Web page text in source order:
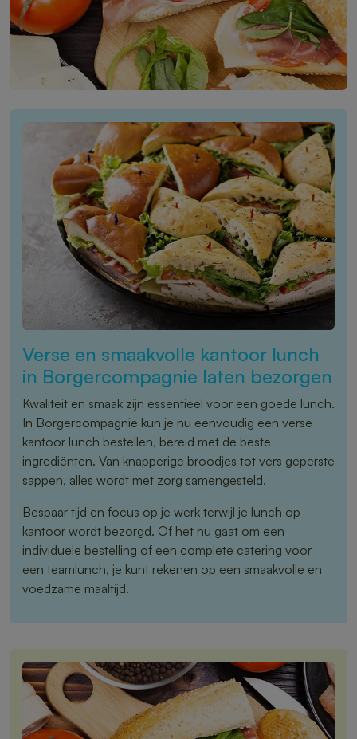
Verse en smaakvolle kantoor lunch
in Borgercompagnie laten bezorgen
Kwaliteit en smaak zijn essentieel voor een goede lunch.
In Borgercompagnie kun je nu eenvoudig een verse
kantoor lunch bestellen, bereid met de beste
ingrediënten. Van knapperige broodjes tot vers geperste
sappen, alles wordt met zorg samengesteld.
Bespaar tijd en focus op je werk terwijl je lunch op
kantoor wordt bezorgd. Of het nu gaat om een
individuele bestelling of een complete catering voor
een teamlunch, je kunt rekenen op een smaakvolle en
voedzame maaltijd.